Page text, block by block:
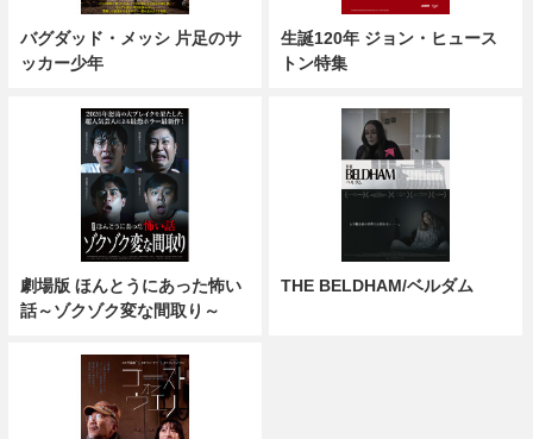
バグダッド・メッシ 片足のサ
ッカー少年
生誕120年 ジョン・ヒュース
トン特集
劇場版 ほんとうにあった怖い
話～ゾクゾク変な間取り～
THE BELDHAM/ベルダム